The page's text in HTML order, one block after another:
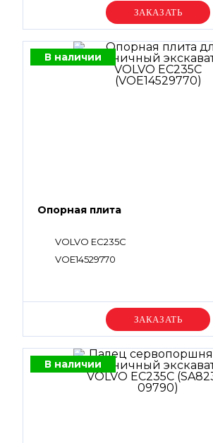
Уточняйте цену
В наличии
Опорная плита
VOLVO EC235C
VOE14529770
Уточняйте цену
В наличии